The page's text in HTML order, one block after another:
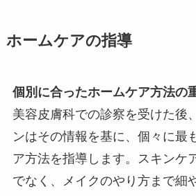
ホームケアの指導
個別に合ったホームケア方法の
美容皮膚科での診察を受けた後
ンはその情報を基に、個々に最
ア方法を指導します。スキンケ
でなく、メイクのやり方まで細